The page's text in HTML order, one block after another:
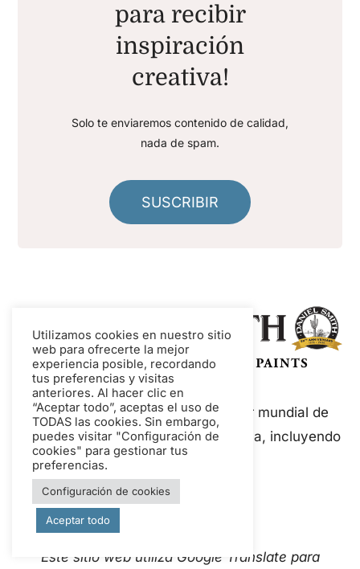
para recibir
inspiración
creativa!
Solo te enviaremos contenido de calidad,
nada de spam.
SUSCRIBIR
Daniel Smith es un fabricante líder mundial de
pinturas y medios de calidad artística, incluyendo
acuarelas y gouache.
Este sitio web utiliza Google Translate para
Utilizamos cookies en nuestro sitio
web para ofrecerte la mejor
experiencia posible, recordando
tus preferencias y visitas
anteriores. Al hacer clic en
“Aceptar todo”, aceptas el uso de
TODAS las cookies. Sin embargo,
puedes visitar "Configuración de
cookies" para gestionar tus
preferencias.
Configuración de cookies
Aceptar todo